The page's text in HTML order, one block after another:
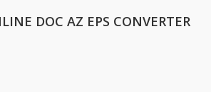
DOC AZ EPS CONVERTER